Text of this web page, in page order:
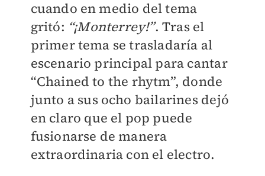
cuando en medio del tema
gritó: “¡Monterrey!”. Tras el
primer tema se trasladaría al
escenario principal para cantar
“Chained to the rhytm”, donde
junto a sus ocho bailarines dejó
en claro que el pop puede
fusionarse de manera
extraordinaria con el electro.